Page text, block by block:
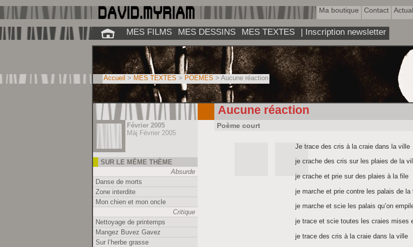
Février 2005
Màj Février 2005
SUR LE MÊME THÈME
Absurde
Danse de morts
Zone interdite
Mon chien et mon oncle
Critique
Nettoyage de printemps
Mangez Buvez Gavez
Sur l’herbe grasse
Aucune réaction
Poème court
Je trace des cris à la craie dans la ville
je crache des cris sur les plaies de la
je crache et prie sur des plaies à la file
je marche et prie contre les palais de la
je marche et scie les palais qu’on
je trace et scie toutes les craies mises
je trace des cris à la craie dans la ville
Accueil > MES TEXTES > POÈMES > Aucune réaction
Ma boutique Contact
MES FILMS MES DESSINS MES TEXTES | Inscription newsletter